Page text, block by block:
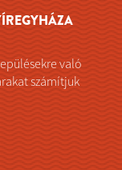
való
számítjuk